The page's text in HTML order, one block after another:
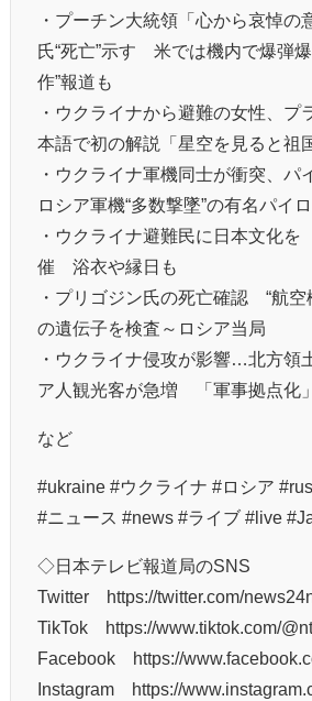
・プーチン大統領「心から哀悼の
氏“死亡”示す 米では機内で爆弾
作”報道も
・ウクライナから避難の女性、プ
本語で初の解説「星空を見ると祖
・ウクライナ軍機同士が衝突、
ロシア軍機“多数撃墜”の有名パイ
・ウクライナ避難民に日本文化
催 浴衣や縁日も
・プリゴジン氏の死亡確認 “航空
の遺伝子を検査～ロシア当局
・ウクライナ侵攻が影響…北方領
ア人観光客が急増 「軍事拠点化
など
#ukraine #ウクライナ #ロシア
#ニュース #news #ライブ #live
◇日本テレビ報道局のSNS
Twitter https://twitter.com/
TikTok https://www.tiktok.com/
Facebook https://
Instagram https://